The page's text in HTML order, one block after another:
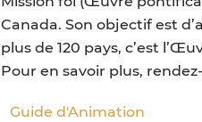
Canada. Son objectif est
plus de 120 pays, c’est
Pour en savoir plus,
Guide d'Animation